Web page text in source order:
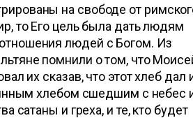
на свободе от
то Его цель была дать людям
людей с Богом. Из
помнили о том, что
их сказав, что этот хлеб дал
хлебом сшедшим с небес
сатаны и греха, и те, кто будет